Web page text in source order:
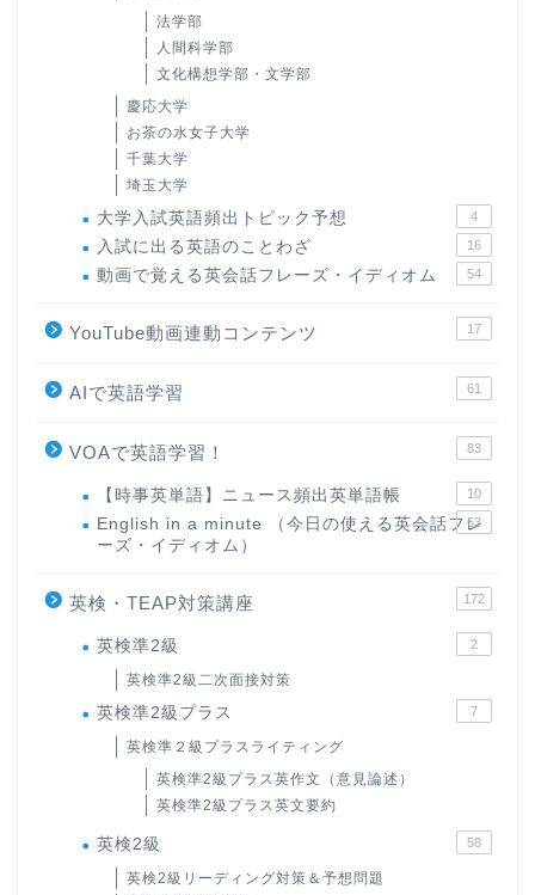
法学部
人間科学部
文化構想学部・文学部
慶応大学
お茶の水女子大学
千葉大学
埼玉大学
大学入試英語頻出トピック予想 4
入試に出る英語のことわざ 16
動画で覚える英会話フレーズ・イディオム 54
YouTube動画連動コンテンツ 17
AIで英語学習 61
VOAで英語学習！ 83
【時事英単語】ニュース頻出英単語帳 10
English in a minute （今日の使える英会話フレ
ーズ・イディオム）
63
英検・TEAP対策講座 172
英検準2級 2
英検準2級二次面接対策
英検準2級プラス 7
英検準２級プラスライティング
英検準2級プラス英作文（意見論述）
英検準2級プラス英文要約
英検2級 58
英検2級リーディング対策＆予想問題